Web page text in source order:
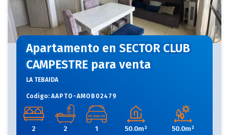
Apartamento en SECTOR CLUB
CAMPESTRE para venta
LA TEBAIDA
Codigo: AAPTO-AMOB02479
2 2 1 50.0m² 50.0m²